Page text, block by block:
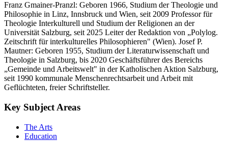
Franz Gmainer-Pranzl: Geboren 1966, Studium der Theologie und
Philosophie in Linz, Innsbruck und Wien, seit 2009 Professor für
Theologie Interkulturell und Studium der Religionen an der
Universität Salzburg, seit 2025 Leiter der Redaktion von „Polylog.
Zeitschrift für interkulturelles Philosophieren" (Wien). Josef P.
Mautner: Geboren 1955, Studium der Literaturwissenschaft und
Theologie in Salzburg, bis 2020 Geschäftsführer des Bereichs
„Gemeinde und Arbeitswelt" in der Katholischen Aktion Salzburg,
seit 1990 kommunale Menschenrechtsarbeit und Arbeit mit
Geflüchteten, freier Schriftsteller.
Key Subject Areas
The Arts
Education